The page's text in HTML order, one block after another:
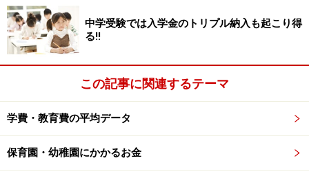
その「まさか」です。せめて長期的な経過措置が出るの
んど「なし」といっていい内容でした。本当にがっかり
です。
＜経過措置＞
給付金が受け取れる条件・目的に合う人が（当然なが
中学受験では入学金のトリプル納入も起こり得
る!!
この記事に関連するテーマ
学費・教育費の平均データ
保育園・幼稚園にかかるお金